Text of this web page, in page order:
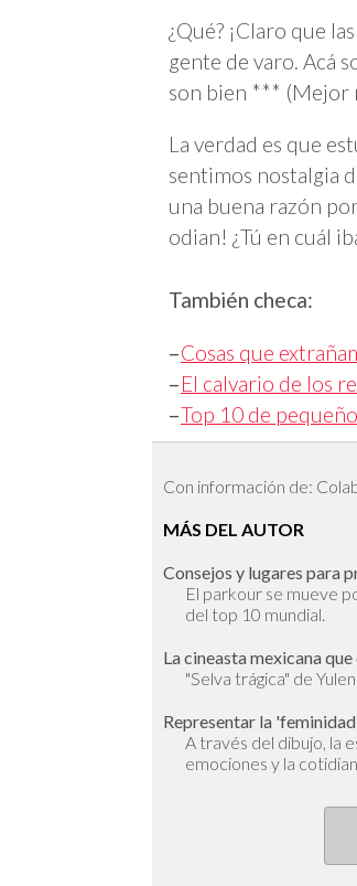
¿Qué? ¡Claro que
gente de varo. Acá
son bien *** (Mejor
La verdad es que
sentimos nostalgia
una buena razón
odian! ¿Tú en cuál
También checa:
–Cosas que
–El calvario de los
–Top 10 de
Con información de:
MÁS DEL AUTOR
Consejos y lugares para
El parkour se mueve
del top 10 mundial.
La cineasta mexicana
"Selva trágica" de
Representar la
A través del dibujo, la
emociones y la